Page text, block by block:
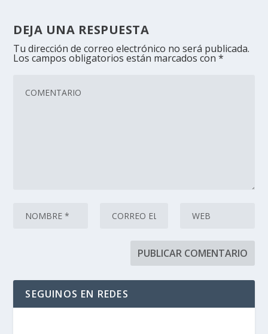
DEJA UNA RESPUESTA
Tu dirección de correo electrónico no será publicada.
Los campos obligatorios están marcados con*
SEGUINOS EN REDES